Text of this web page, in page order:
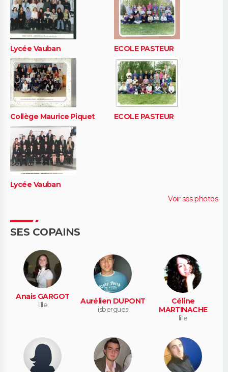
Lycée Vauban ECOLE PASTEUR
Collège Maurice Piquet ECOLE PASTEUR
Lycée Vauban
Voir ses photos
SES COPAINS
Anais GARGOT
lille Aurélien DUPONT
isbergues
Céline
MARTINACHE
lille